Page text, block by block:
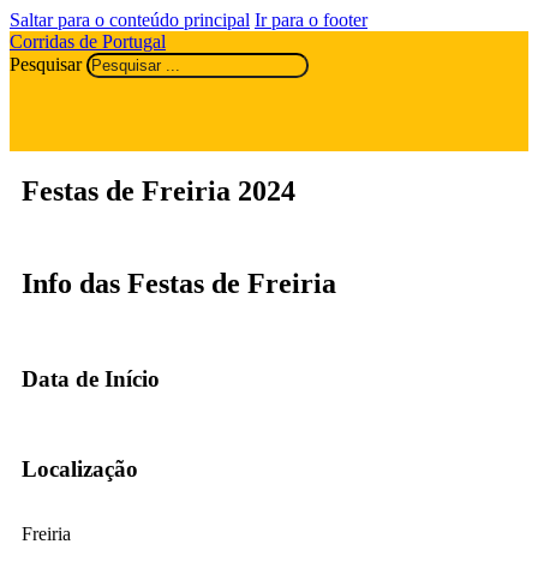
Saltar para o conteúdo principal Ir para o footer
Corridas de Portugal
Pesquisar
Festas de Freiria 2024
Info das Festas de Freiria
Data de Início
Localização
Freiria